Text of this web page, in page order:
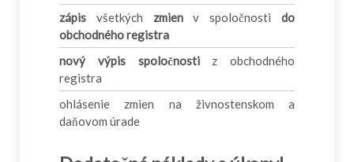
zápis všetkých zmienv spoločnostido
obchodného registra
nový výpis spoločnostiz obchodného
registra
ohlásenie zmien na živnostenskom a
daňovom úrade